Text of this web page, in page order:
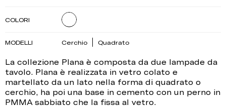
La collezione Plana è composta da due lampade da
tavolo. Plana è realizzata in vetro colato e
martellato da un lato nella forma di quadrato o
cerchio, ha poi una base in cemento con un perno in
PMMA sabbiato che la fissa al vetro.
COLORI
MODELLI Cerchio Quadrato